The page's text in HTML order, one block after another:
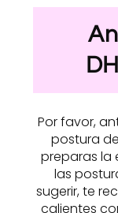
Por favor,
postura
preparas la
las
sugerir, te
calientes